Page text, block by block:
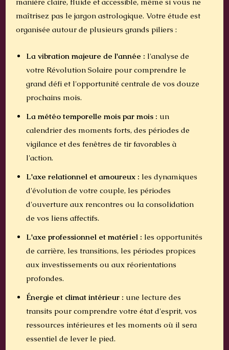
maîtrisez pas le jargon astrologique. Votre étude est
organisée autour de plusieurs grands piliers :
La vibration majeure de l'année : l'analyse de
votre Révolution Solaire pour comprendre le
grand défi et l'opportunité centrale de vos douze
prochains mois.
La météo temporelle mois par mois : un
calendrier des moments forts, des périodes de
vigilance et des fenêtres de tir favorables à
l'action.
L'axe relationnel et amoureux : les dynamiques
d'évolution de votre couple, les périodes
d'ouverture aux rencontres ou la consolidation
de vos liens affectifs.
L'axe professionnel et matériel : les opportunités
de carrière, les transitions, les périodes propices
aux investissements ou aux réorientations
profondes.
Énergie et climat intérieur : une lecture des
transits pour comprendre votre état d'esprit, vos
ressources intérieures et les moments où il sera
essentiel de lever le pied.